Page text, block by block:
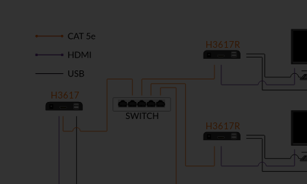
H3617
H3617R
H3617R